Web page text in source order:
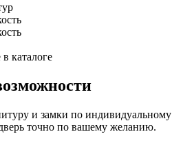
и замки по индивидуальному
точно по вашему желанию.